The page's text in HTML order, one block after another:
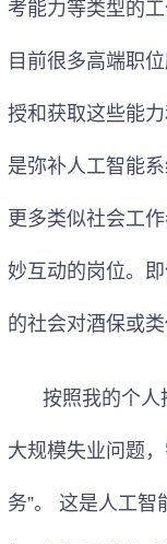
考能力等类型的
目前很多高端职
授和获取这些能
是弥补人工智能
更多类似社会工
妙互动的岗位。
的社会对酒保或
按照我的个人
大规模失业问题
务”。 这是人工